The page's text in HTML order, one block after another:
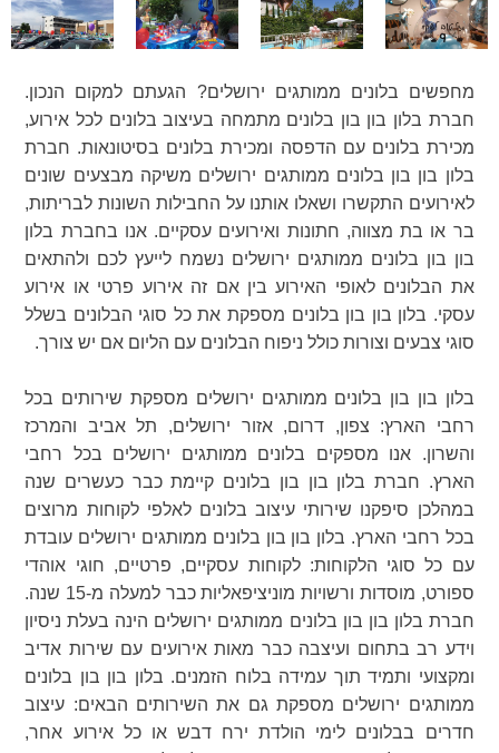
מחפשים בלונים ממותגים ירושלים? הגעתם למקום הנכון.
חברת בלון בון בון בלונים מתמחה בעיצוב בלונים לכל אירוע,
מכירת בלונים עם הדפסה ומכירת בלונים בסיטונאות. חברת
בלון בון בון בלונים ממותגים ירושלים משיקה מבצעים שונים
לאירועים התקשרו ושאלו אותנו על החבילות השונות לבריתות,
בר או בת מצווה, חתונות ואירועים עסקיים. אנו בחברת בלון
בון בון בלונים ממותגים ירושלים נשמח לייעץ לכם ולהתאים
את הבלונים לאופי האירוע בין אם זה אירוע פרטי או אירוע
עסקי. בלון בון בון בלונים מספקת את כל סוגי הבלונים בשלל
סוגי צבעים וצורות כולל ניפוח הבלונים עם הליום אם יש צורך.
בלון בון בון בלונים ממותגים ירושלים מספקת שירותים בכל
רחבי הארץ: צפון, דרום, אזור ירושלים, תל אביב והמרכז
והשרון. אנו מספקים בלונים ממותגים ירושלים בכל רחבי
הארץ. חברת בלון בון בון בלונים קיימת כבר כעשרים שנה
במהלכן סיפקנו שירותי עיצוב בלונים לאלפי לקוחות מרוצים
בכל רחבי הארץ. בלון בון בון בלונים ממותגים ירושלים עובדת
עם כל סוגי הלקוחות: לקוחות עסקיים, פרטיים, חוגי אוהדי
ספורט, מוסדות ורשויות מוניציפאליות כבר למעלה מ-15 שנה.
חברת בלון בון בון בלונים ממותגים ירושלים הינה בעלת ניסיון
וידע רב בתחום ועיצבה כבר מאות אירועים עם שירות אדיב
ומקצועי ותמיד תוך עמידה בלוח הזמנים. בלון בון בון בלונים
ממותגים ירושלים מספקת גם את השירותים הבאים: עיצוב
חדרים בבלונים לימי הולדת ירח דבש או כל אירוע אחר,